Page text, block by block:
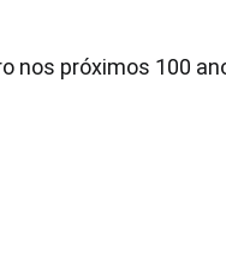
nos próximos 100